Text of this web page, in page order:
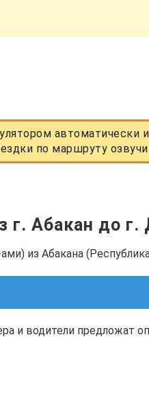
автоматически
по маршруту
г. Абакан до
из Абакана
и водители предложат